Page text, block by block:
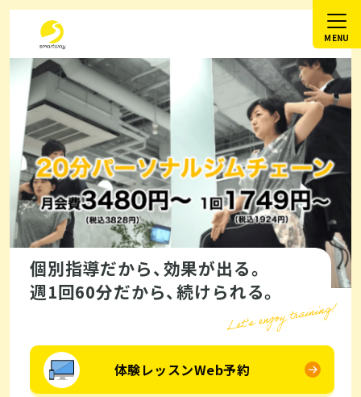
個別指導だから、効果が出る。
週1回60分だから、続けられる。
体験レッスンWeb予約